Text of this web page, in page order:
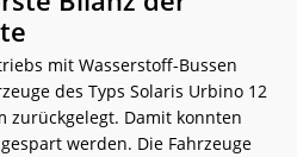
mit Wasserstoff-Bussen
des Typs Solaris Urbino 12
zurückgelegt. Damit konnten
werden. Die Fahrzeuge